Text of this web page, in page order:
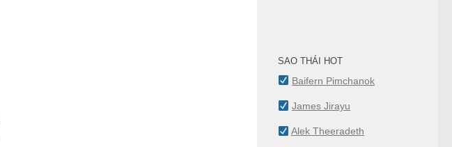
SAO THÁI HOT
Baifern Pimchanok
James Jirayu
Alek Theeradeth